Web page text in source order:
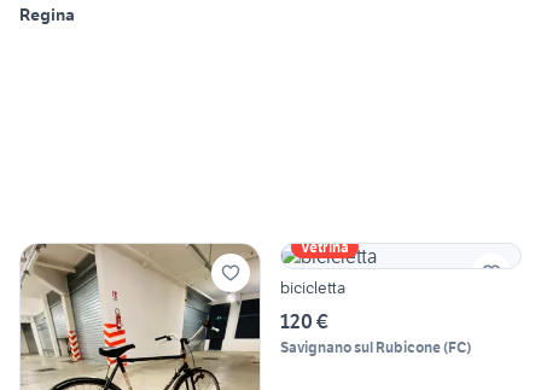
Regina
Vetrina
bicicletta
120 €
Savignano sul Rubicone(FC)